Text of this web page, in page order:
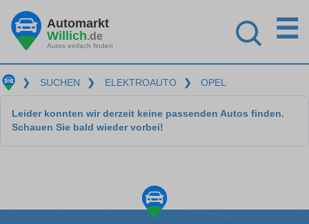
Automarkt
Willich.de
Autos einfach finden
☰
❯ SUCHEN ❯ ELEKTROAUTO ❯ OPEL
Leider konnten wir derzeit keine passenden Autos finden.
Schauen Sie bald wieder vorbei!